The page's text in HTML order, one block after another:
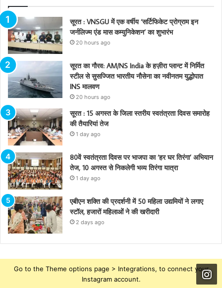
सूरत : VNSGU में एक वर्षीय ‘सर्टिफिकेट प्रोग्राम इन
जर्नलिज्म एंड मास कम्युनिकेशन’ का शुभारंभ
20 hours ago
सूरत का गौरव: AM/NS India के हज़ीरा प्लान्ट में निर्मित
स्टील से सुसज्जित भारतीय नौसेना का नवीनतम युद्धोपात
INS मालवण
20 hours ago
सूरत : 15 अगस्त के जिला स्तरीय स्वतंत्रता दिवस समारोह
की तैयारियां तेज
1 day ago
80वें स्वतंत्रता दिवस पर भाजपा का ‘हर घर तिरंगा’ अभियान
तेज, 10 अगस्त से निकलेगी भव्य तिरंगा यात्रा
1 day ago
एबीएन शक्ति की प्रदर्शनी में 50 महिला उद्यमियों ने लगाए
स्टॉल, हजारों महिलाओं ने की खरीदारी
2 days ago
Go to the Theme options page > Integrations, to connect your
Instagram account.